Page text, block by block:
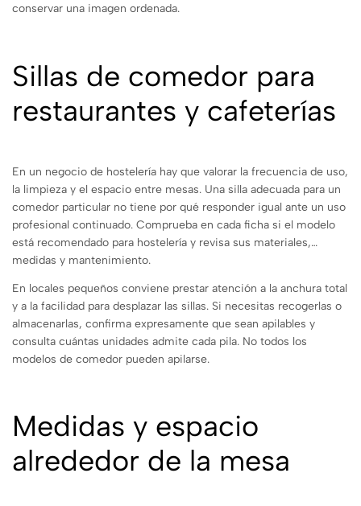
conservar una imagen ordenada.
Sillas de comedor para
restaurantes y cafeterías
En un negocio de hostelería hay que valorar la frecuencia de uso,
la limpieza y el espacio entre mesas. Una silla adecuada para un
comedor particular no tiene por qué responder igual ante un uso
profesional continuado. Comprueba en cada ficha si el modelo
está recomendado para hostelería y revisa sus materiales,
medidas y mantenimiento.
En locales pequeños conviene prestar atención a la anchura total
y a la facilidad para desplazar las sillas. Si necesitas recogerlas o
almacenarlas, confirma expresamente que sean apilables y
consulta cuántas unidades admite cada pila. No todos los
modelos de comedor pueden apilarse.
Medidas y espacio
alrededor de la mesa